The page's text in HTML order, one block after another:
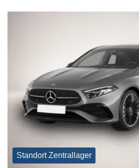
Standort Zentrallager